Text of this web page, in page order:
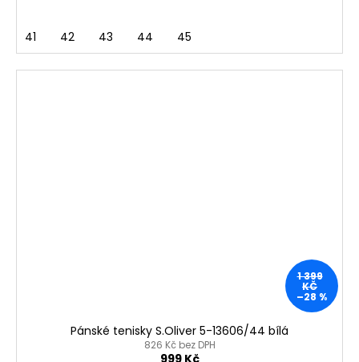
41 42 43 44 45
1 399
KČ
–28 %
Pánské tenisky S.Oliver 5-13606/44 bílá
826 Kč bez DPH
999 Kč